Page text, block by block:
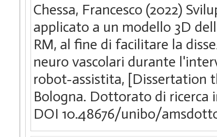
Chessa, Francesco (2022)
applicato a un modello 3D
RM, al fine di facilitare la
neuro vascolari durante
robot-assistita, [Dissertation
Bologna. Dottorato di ricerca
DOI 10.48676/unibo/